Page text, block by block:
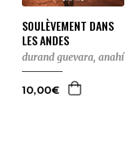
SOULÈVEMENT DANS
LES ANDES
durand guevara, anahí
10,00€